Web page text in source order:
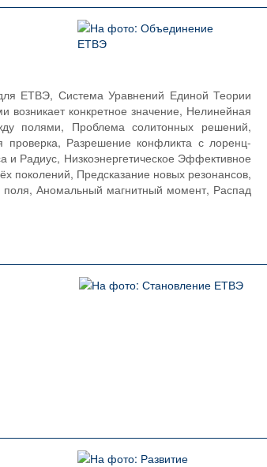
ЕТВЭ, Система Уравнений Единой Теории
конкретное значение, Нелинейная
полями, Проблема солитонных решений,
проверка, Разрешение конфликта с лоренц-
Радиус, Низкоэнергетическое Эффективное
поколений, Предсказание новых резонансов,
поля, Аномальный магнитный момент, Распад